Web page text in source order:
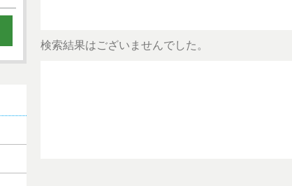
検索結果はございませんでした。